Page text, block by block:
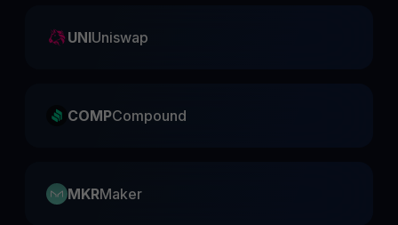
UNIUniswap
COMPCompound
MKRMaker